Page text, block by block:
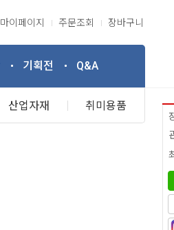
마이페이지 주문조회 장바구니
기획전 Q&A
산업자재 취미용품